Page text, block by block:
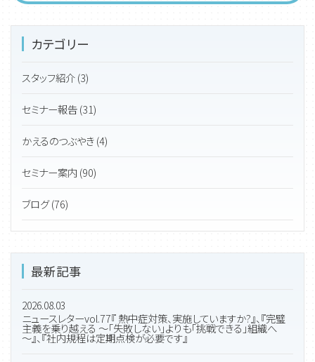
カテゴリー
スタッフ紹介 (3)
セミナー報告 (31)
かえるのつぶやき (4)
セミナー案内 (90)
ブログ (76)
最新記事
2026.08.03
ニュースレターvol.77『 熱中症対策、実施していますか?』、『完璧
主義を乗り越える ～「失敗しない」よりも「挑戦できる」組織へ
～』、『社内規程は定期点検が必要です』